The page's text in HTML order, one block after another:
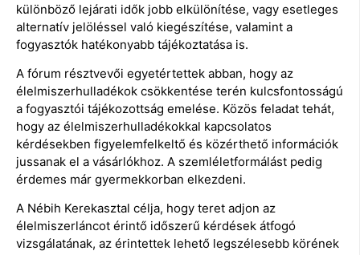
különböző lejárati idők jobb elkülönítése, vagy esetleges
alternatív jelöléssel való kiegészítése, valamint a
fogyasztók hatékonyabb tájékoztatása is.
A fórum résztvevői egyetértettek abban, hogy az
élelmiszerhulladékok csökkentése terén kulcsfontosságú
a fogyasztói tájékozottság emelése. Közös feladat tehát,
hogy az élelmiszerhulladékokkal kapcsolatos
kérdésekben figyelemfelkeltő és közérthető információk
jussanak el a vásárlókhoz. A szemléletformálást pedig
érdemes már gyermekkorban elkezdeni.
A Nébih Kerekasztal célja, hogy teret adjon az
élelmiszerláncot érintő időszerű kérdések átfogó
vizsgálatának, az érintettek lehető legszélesebb körének